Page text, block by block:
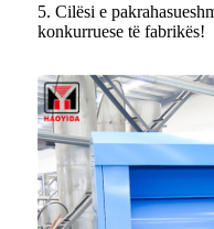
5. Cilësi e
konkurruese të fabrikës!